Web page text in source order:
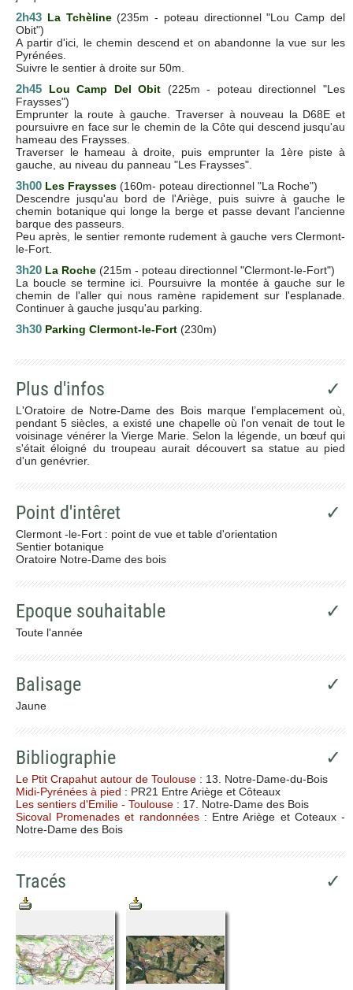
2h43 La Tchèline (235m - poteau directionnel "Lou Camp del
Obit")
A partir d'ici, le chemin descend et on abandonne la vue sur les
Pyrénées.
Suivre le sentier à droite sur 50m.
2h45 Lou Camp Del Obit (225m - poteau directionnel "Les
Fraysses")
Emprunter la route à gauche. Traverser à nouveau la D68E et
poursuivre en face sur le chemin de la Côte qui descend jusqu'au
hameau des Fraysses.
Traverser le hameau à droite, puis emprunter la 1ère piste à
gauche, au niveau du panneau "Les Fraysses".
3h00 Les Fraysses (160m- poteau directionnel "La Roche")
Descendre jusqu'au bord de l'Ariège, puis suivre à gauche le
chemin botanique qui longe la berge et passe devant l'ancienne
barque des passeurs.
Peu après, le sentier remonte rudement à gauche vers Clermont-
le-Fort.
3h20 La Roche (215m - poteau directionnel "Clermont-le-Fort")
La boucle se termine ici. Poursuivre la montée à gauche sur le
chemin de l'aller qui nous ramène rapidement sur l'esplanade.
Continuer à gauche jusqu'au parking.
3h30 Parking Clermont-le-Fort (230m)
Plus d'infos ✓
L'Oratoire de Notre-Dame des Bois marque l’emplacement où,
pendant 5 siècles, a existé une chapelle où l'on venait de tout le
voisinage vénérer la Vierge Marie. Selon la légende, un bœuf qui
s'était éloigné du troupeau aurait découvert sa statue au pied
d'un genévrier.
Point d'intêret ✓
Clermont -le-Fort : point de vue et table d'orientation
Sentier botanique
Oratoire Notre-Dame des bois
Epoque souhaitable ✓
Toute l'année
Balisage ✓
Jaune
Bibliographie ✓
Le Ptit Crapahut autour de Toulouse : 13. Notre-Dame-du-Bois
Midi-Pyrénées à pied : PR21 Entre Ariège et Côteaux
Les sentiers d'Emilie - Toulouse : 17. Notre-Dame des Bois
Sicoval Promenades et randonnées: Entre Ariège et Coteaux -
Notre-Dame des Bois
Tracés ✓